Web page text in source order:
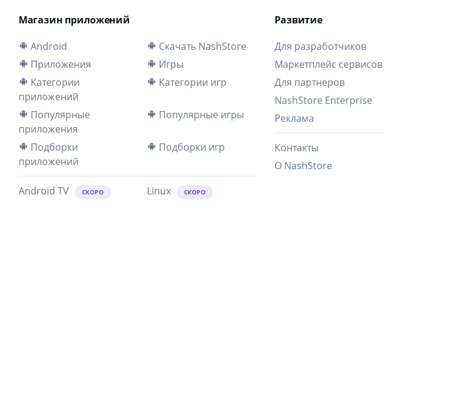
Магазин приложений
Android
Скачать NashStore
Приложения
Игры
Категории
приложений
Категории игр
Популярные
приложения
Популярные игры
Подборки
приложений
Подборки игр
Android TV СКОРО Linux СКОРО
Развитие
Для разработчиков
Маркетплейс сервисов
Для партнеров
NashStore Enterprise
Реклама
Контакты
О NashStore